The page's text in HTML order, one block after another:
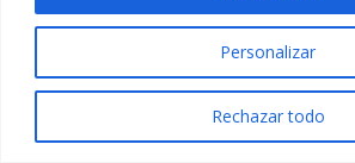
Personalizar
Rechazar todo